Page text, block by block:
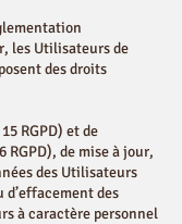
les Utilisateurs de
des droits
RGPD) et de
de mise à jour,
des Utilisateurs
des
à caractère personnel